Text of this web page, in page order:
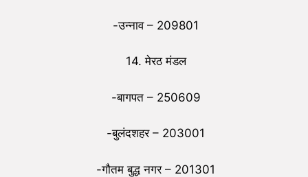
-उन्नाव – 209801
14. मेरठ मंडल
-बागपत – 250609
-बुलंदशहर – 203001
-गौतम बुद्ध नगर – 201301